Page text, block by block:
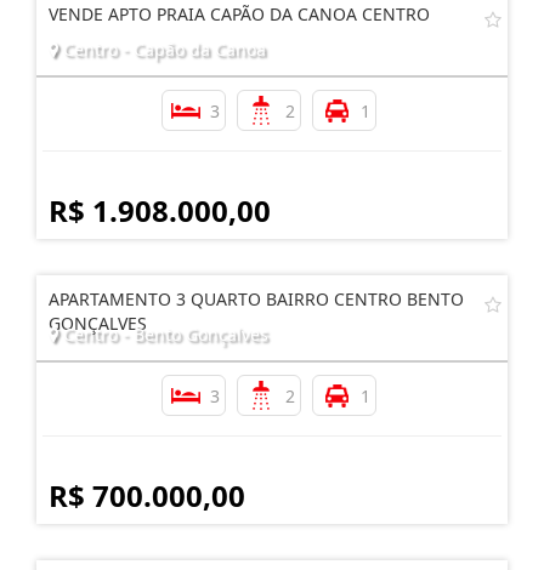
VENDE APTO PRAIA CAPÃO DA CANOA CENTRO
Centro - Capão da Canoa
3 2 1
R$ 1.908.000,00
APARTAMENTO 3 QUARTO BAIRRO CENTRO BENTO
GONÇALVES
Centro - Bento Gonçalves
3 2 1
R$ 700.000,00